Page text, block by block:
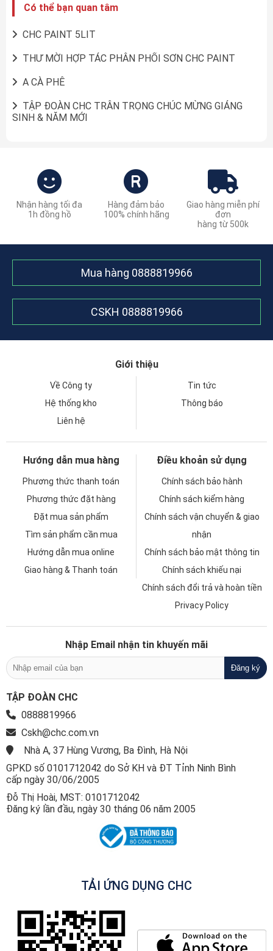
Có thể bạn quan tâm
CHC PAINT 5LIT
THƯ MỜI HỢP TÁC PHÂN PHỐI SƠN CHC PAINT
A CÀ PHÊ
TẬP ĐOÀN CHC TRÂN TRỌNG CHÚC MỪNG GIÁNG
SINH & NĂM MỚI
Nhận hàng tối đa
1h đồng hồ
Hàng đảm bảo
100% chính hãng
Giao hàng miễn phí
đơn
hàng từ 500k
Mua hàng 0888819966
CSKH 0888819966
Giới thiệu
Về Công ty
Tin tức
Hệ thống kho
Thông báo
Liên hệ
Hướng dẫn mua hàng
Phương thức thanh toán
Phương thức đặt hàng
Đặt mua sản phẩm
Tìm sản phẩm cần mua
Hướng dẫn mua online
Giao hàng & Thanh toán
Điều khoản sử dụng
Chính sách bảo hành
Chính sách kiểm hàng
Chính sách vận chuyển & giao
nhận
Chính sách bảo mật thông tin
Chính sách khiếu nại
Chính sách đổi trả và hoàn tiền
Privacy Policy
Nhập Email nhận tin khuyến mãi
TẬP ĐOÀN CHC
0888819966
Cskh@chc.com.vn
Nhà A, 37 Hùng Vương, Ba Đình, Hà Nội
GPKD số 0101712042 do Sở KH và ĐT Tỉnh Ninh Bình
cấp ngày 30/06/2005
Đỗ Thị Hoài, MST: 0101712042
Đăng ký lần đầu, ngày 30 tháng 06 năm 2005
TẢI ỨNG DỤNG CHC